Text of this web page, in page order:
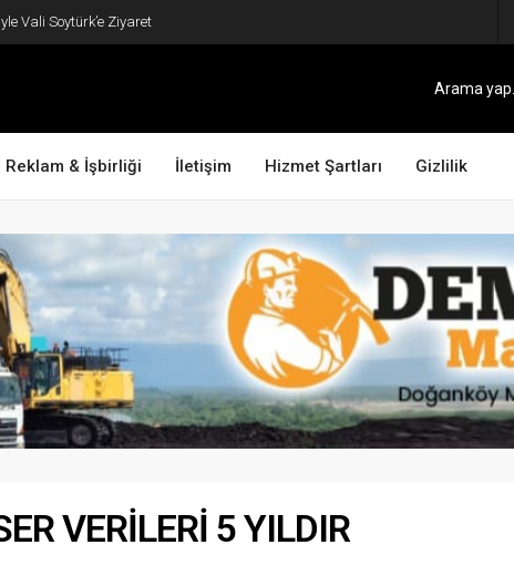
Vali Soytürk’e Ziyaret
Reklam & İşbirliği İletişim Hizmet Şartları Gizlilik
VERİLERİ 5 YILDIR